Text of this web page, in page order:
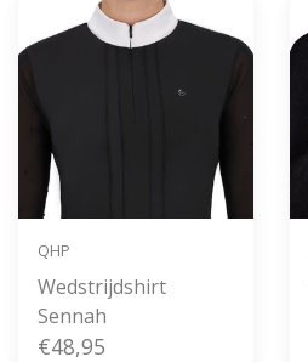
QHP
Wedstrijdshirt
Sennah
€48,95